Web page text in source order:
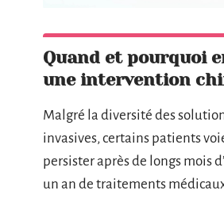
Quand et pourquoi
une intervention
Malgré la diversité des
invasives, certains patients
persister après de longs mois
un an de traitements